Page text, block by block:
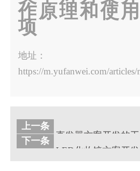
作原理和使
项
地址：
https://m.yufanwei.com/
上一条
下一条